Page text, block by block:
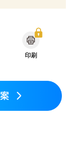
期）
剤治療中）
印刷